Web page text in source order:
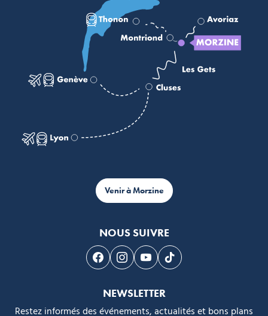
Venir à Morzine
NOUS SUIVRE
Suivez-nous sur Facebook
Suivez-nous sur Instagram
Suivez-nous sur Youtube
Suivez-nous sur
NEWSLETTER
Restez informés des événements, actualités et bons plans